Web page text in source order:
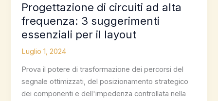
Progettazione di circuiti ad alta
frequenza: 3 suggerimenti
essenziali per il layout
Luglio 1, 2024
Prova il potere di trasformazione dei percorsi del
segnale ottimizzati, del posizionamento strategico
dei componenti e dell'impedenza controllata nella